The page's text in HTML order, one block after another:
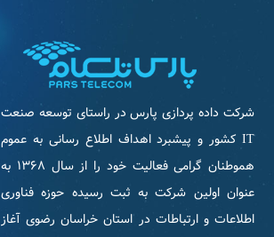
شرکت داده پردازی پارس در راستای توسعه صنعت
IT كشور و پیشبرد اهداف اطلاع رسانی به عموم
هموطنان گرامی فعاليت خود را از سال ۱۳۶۸ به
عنوان اولین شرکت به ثبت رسیده حوزه فناوری
اطلاعات و ارتباطات در استان خراسان رضوی آغاز